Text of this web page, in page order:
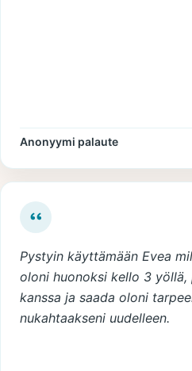
Anonyymi palaute
Pystyin käyttämään Evea
oloni huonoksi kello 3
kanssa ja saada oloni
nukahtaakseni uudelleen.